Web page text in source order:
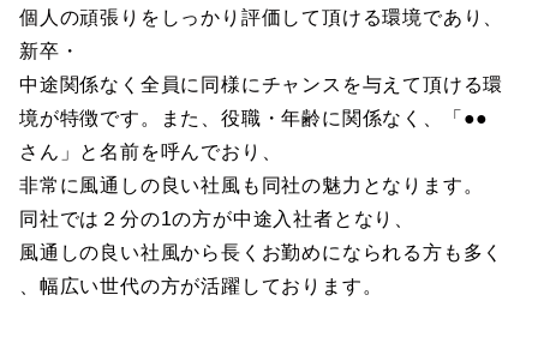
個人の頑張りをしっかり評価して頂ける環境であり、
新卒・
中途関係なく全員に同様にチャンスを与えて頂ける環
境が特徴です。また、役職・年齢に関係なく、「●●
さん」と名前を呼んでおり、
非常に風通しの良い社風も同社の魅力となります。
同社では２分の1の方が中途入社者となり、
風通しの良い社風から長くお勤めになられる方も多く
、幅広い世代の方が活躍しております。